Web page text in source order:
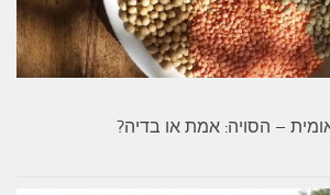
– הסויה: אמת או בדיה?